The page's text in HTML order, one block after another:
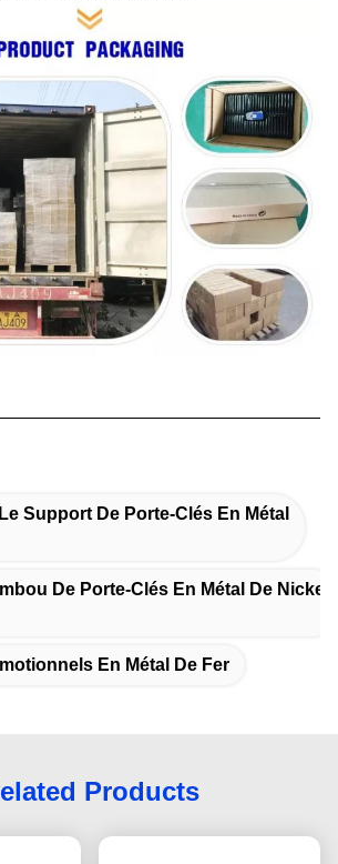
Support De Porte-Clés En Métal
De Porte-Clés En Métal De Nickel
En Métal De Fer
Products